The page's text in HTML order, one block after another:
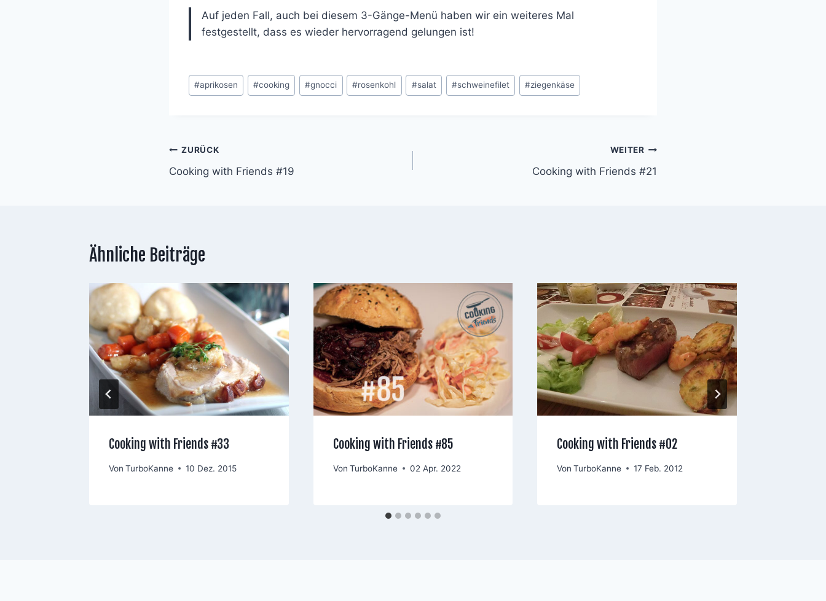
Auf jeden Fall, auch bei diesem 3-Gänge-Menü haben wir ein weiteres Mal
festgestellt, dass es wieder hervorragend gelungen ist!
Schlagworte:
#aprikosen #cooking #gnocci #rosenkohl #salat #schweinefilet #ziegenkäse
Beitragsnavigation
ZURÜCK
Cooking with Friends #19
WEITER
Cooking with Friends #21
Ähnliche Beiträge
Cooking with Friends #33
Von TurboKanne 10 Dez. 2015
Cooking with Friends #85
Von TurboKanne 02 Apr. 2022
Cooking with Friends #02
Von TurboKanne 17 Feb. 2012